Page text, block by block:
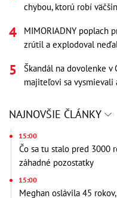
chybou, ktorú robí
MIMORIADNY poplach
zrútil a explodoval
Škandál na dovolenke v
majiteľovi sa
NAJNOVŠIE ČLÁNKY
15:00
Čo sa tu stalo pred 3000
záhadné pozostatky
15:00
Meghan oslávila 45